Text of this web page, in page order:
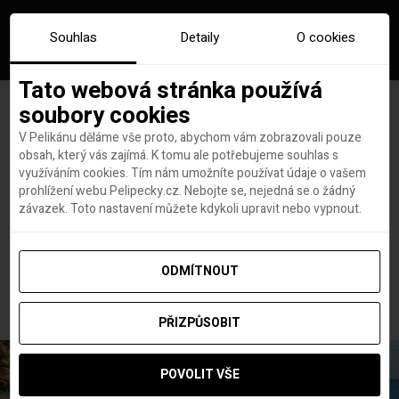
Hlavní stránka
Dovolené
POBYT DNE: Dovolená na jihu Španělska se snídaní a odletem
z Prahy od 17 690 Kč
Španělska se snídaní a
odletem z Prahy od 17 690 Kč
Souhlas Detaily O cookies
Tato webová stránka používá
soubory cookies
V Pelikánu děláme vše proto, abychom vám zobrazovali pouze
obsah, který vás zajímá. K tomu ale potřebujeme souhlas s
využíváním cookies. Tím nám umožníte používat údaje o vašem
prohlížení webu Pelipecky.cz. Nebojte se, nejedná se o žádný
závazek. Toto nastavení můžete kdykoli upravit nebo vypnout.
ODMÍTNOUT
PŘIZPŮSOBIT
POVOLIT VŠE